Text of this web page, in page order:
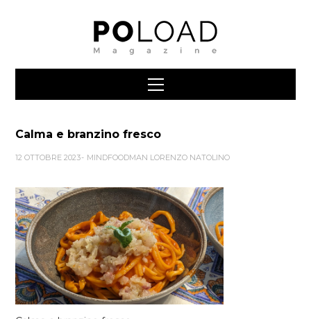
Calma e branzino fresco
12 OTTOBRE 2023 MINDFOODMAN LORENZO NATOLINO